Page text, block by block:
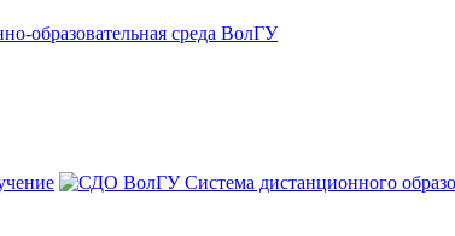
образовательная среда ВолГУ
Система дистанционного